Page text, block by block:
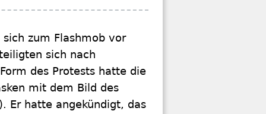
zum Flashmob vor
sich nach
des Protests hatte die
mit dem Bild des
Er hatte angekündigt, das